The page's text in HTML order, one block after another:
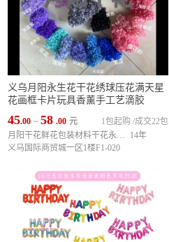
义乌月阳永生花干花绣球压花满天星
花画框卡片玩具香薰手工艺滴胶
45.00 ~ 58 .00 元 成交22包
1包起购 /
月阳干花鲜花包装材料干花永生花仓库
14年
义乌国际商贸城一区1楼F1-020